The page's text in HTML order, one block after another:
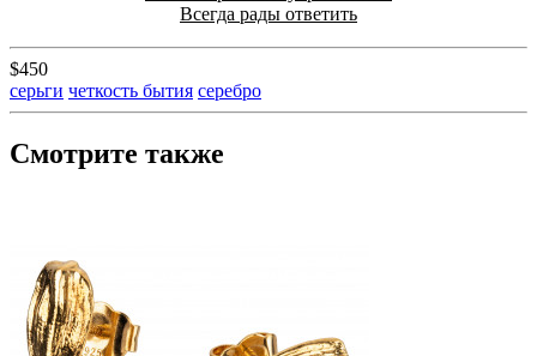
Всегда рады ответить
$450
серьги четкость бытия серебро
Смотрите также